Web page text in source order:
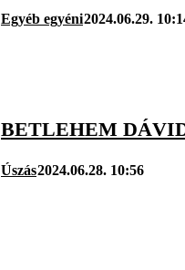
Egyéb egyéni2024.06.29.
BETLEHEM
Úszás2024.06.28. 10:56